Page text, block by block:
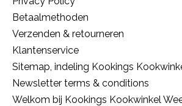
Betaalmethoden
Verzenden & retourneren
Klantenservice
Sitemap, indeling Kookings
Newsletter terms & conditions
Welkom bij Kookings Kookwinkel